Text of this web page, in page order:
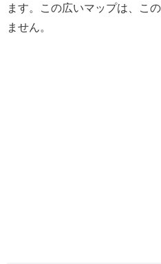
ます。この広いマップは、こ
ません。